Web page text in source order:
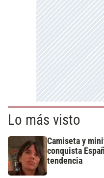
Lo más visto
Camiseta y
conquista
tendencia